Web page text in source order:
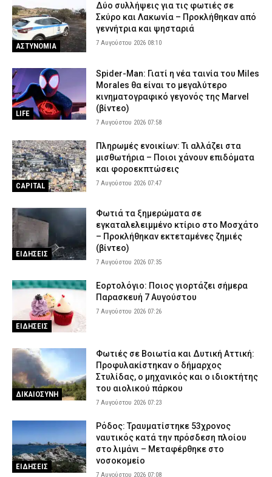
ΑΣΤΥΝΟΜΙΑ
Δύο συλλήψεις για τις φωτιές σε
Σκύρο και Λακωνία – Προκλήθηκαν από
γεννήτρια και ψησταριά
7 Αυγούστου 2026 08:10
LIFE
Spider-Man: Γιατί η νέα ταινία του Miles
Morales θα είναι το μεγαλύτερο
κινηματογραφικό γεγονός της Marvel
(βίντεο)
7 Αυγούστου 2026 07:58
CAPITAL
Πληρωμές ενοικίων: Τι αλλάζει στα
μισθωτήρια – Ποιοι χάνουν επιδόματα
και φοροεκπτώσεις
7 Αυγούστου 2026 07:47
ΕΙΔΗΣΕΙΣ
Φωτιά τα ξημερώματα σε
εγκαταλελειμμένο κτίριο στο Μοσχάτο
– Προκλήθηκαν εκτεταμένες ζημιές
(βίντεο)
7 Αυγούστου 2026 07:35
ΕΙΔΗΣΕΙΣ
Εορτολόγιο: Ποιος γιορτάζει σήμερα
Παρασκευή 7 Αυγούστου
7 Αυγούστου 2026 07:26
ΔΙΚΑΙΟΣΥΝΗ
Φωτιές σε Βοιωτία και Δυτική Αττική:
Προφυλακίστηκαν ο δήμαρχος
Στυλίδας, ο μηχανικός και ο ιδιοκτήτης
του αιολικού πάρκου
7 Αυγούστου 2026 07:23
ΕΙΔΗΣΕΙΣ
Ρόδος: Τραυματίστηκε 53χρονος
ναυτικός κατά την πρόσδεση πλοίου
στο λιμάνι – Μεταφέρθηκε στο
νοσοκομείο
7 Αυγούστου 2026 07:08